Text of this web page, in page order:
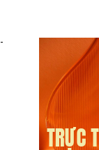
Liên hệ: